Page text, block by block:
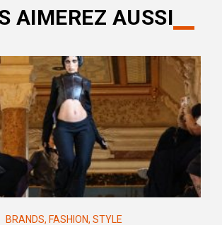
AIMEREZ AUSSI
BRANDS, FASHION, STYLE